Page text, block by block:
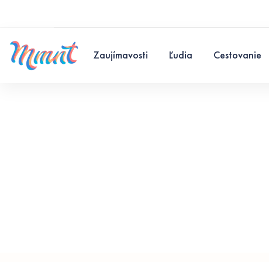
Zaujímavosti Ľudia Cestovanie